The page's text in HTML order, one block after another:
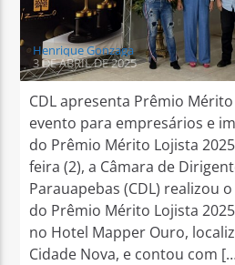
Henrique Gonzaga
3 DE ABRIL DE 2025
CDL apresenta Prêmio
evento para empresários e
do Prêmio Mérito Lojista
feira (2), a Câmara de
Parauapebas (CDL) realizou
do Prêmio Mérito Lojista
no Hotel Mapper Ouro,
Cidade Nova, e contou com